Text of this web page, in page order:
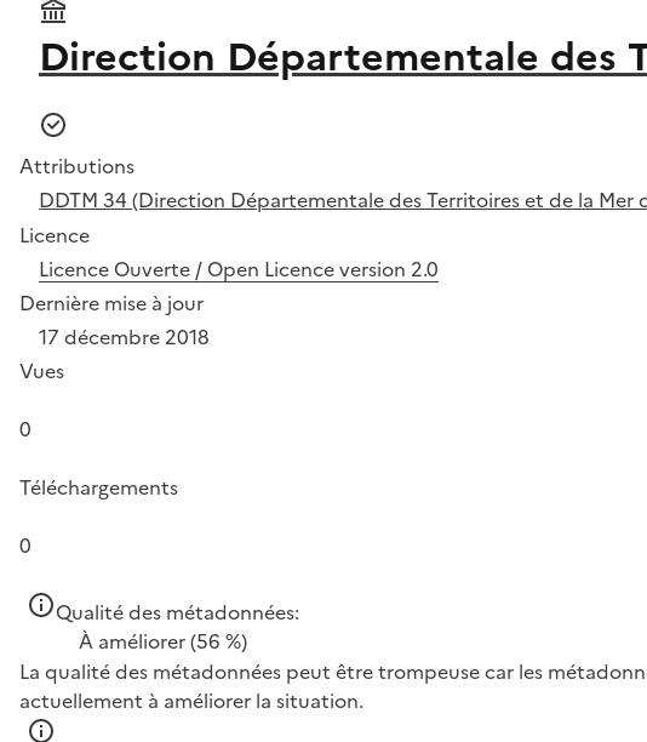
Direction Départementale des
Attributions
DDTM 34 (Direction Départementale des Territoires et de la Mer
Licence
Licence Ouverte / Open Licence version 2.0
Dernière mise à jour
17 décembre 2018
Vues
0
Téléchargements
0
Qualité des métadonnées:
À améliorer(56 %)
La qualité des métadonnées peut être trompeuse car les
actuellement à améliorer la situation.